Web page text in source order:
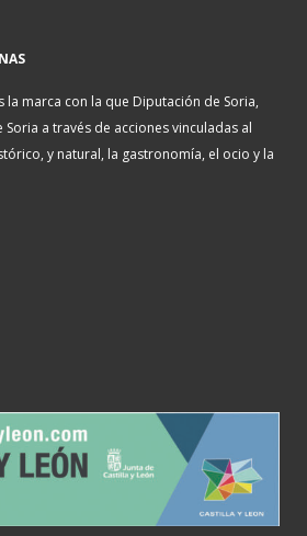
la marca con la que Diputación de Soria,
a través de acciones vinculadas al
y natural, la gastronomía, el ocio y la